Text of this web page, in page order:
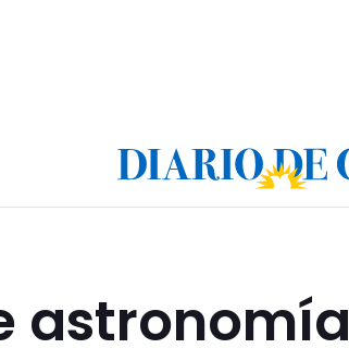
astronomía